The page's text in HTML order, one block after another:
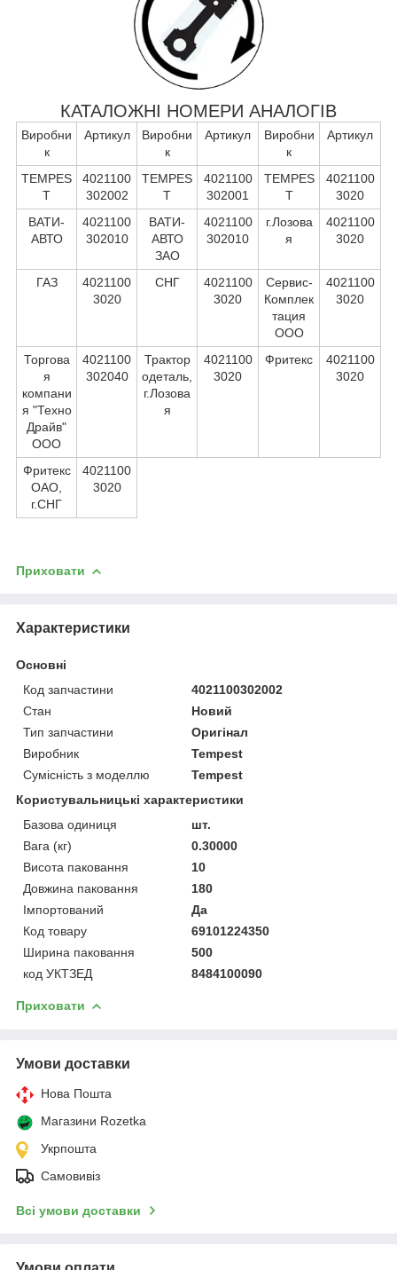
КАТАЛОЖНІ НОМЕРИ АНАЛОГІВ
Виробни
к
Артикул
Виробни
к
Артикул
Виробни
к
Артикул
TEMPES
T
4021100
302002
TEMPES
T
4021100
302001
TEMPES
T
4021100
3020
ВАТИ-
АВТО
4021100
302010
ВАТИ-
АВТО
ЗАО
4021100
302010
г.Лозова
я
4021100
3020
ГАЗ
4021100
3020
СНГ
4021100
3020
Сервис-
Комплек
тация
ООО
4021100
3020
Торгова
я
компани
я "Техно
Драйв"
ООО
4021100
302040
Трактор
одеталь,
г.Лозова
я
4021100
3020
Фритекс
4021100
3020
Фритекс
ОАО,
г.СНГ
4021100
3020
Приховати
Характеристики
Основні
Код запчастини
4021100302002
Стан
Новий
Тип запчастини
Оригінал
Виробник
Tempest
Сумісність з моделлю
Tempest
Користувальницькі характеристики
Базова одиниця
шт.
Вага (кг)
0.30000
Висота паковання
10
Довжина паковання
180
Імпортований
Да
Код товару
69101224350
Ширина паковання
500
код УКТЗЕД
8484100090
Приховати
Умови доставки
Нова Пошта
Магазини Rozetka
Укрпошта
Самовивіз
Всі умови доставки